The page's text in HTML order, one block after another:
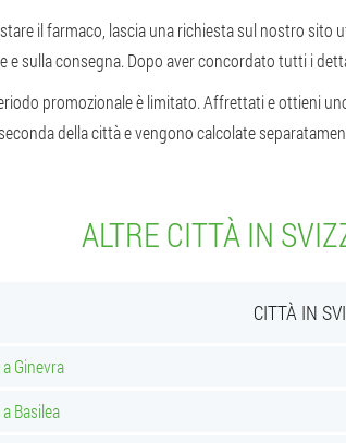
il farmaco, lascia una richiesta sul nostro
e sulla consegna. Dopo aver concordato tutti i
promozionale è limitato. Affrettati e ottieni
della città e vengono calcolate
ALTRE CITTÀ IN
CITTÀ IN
Ginevra
Basilea